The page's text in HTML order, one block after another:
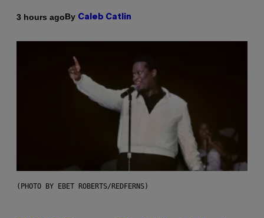
3 hours agoBy Caleb Catlin
(PHOTO BY EBET ROBERTS/REDFERNS)